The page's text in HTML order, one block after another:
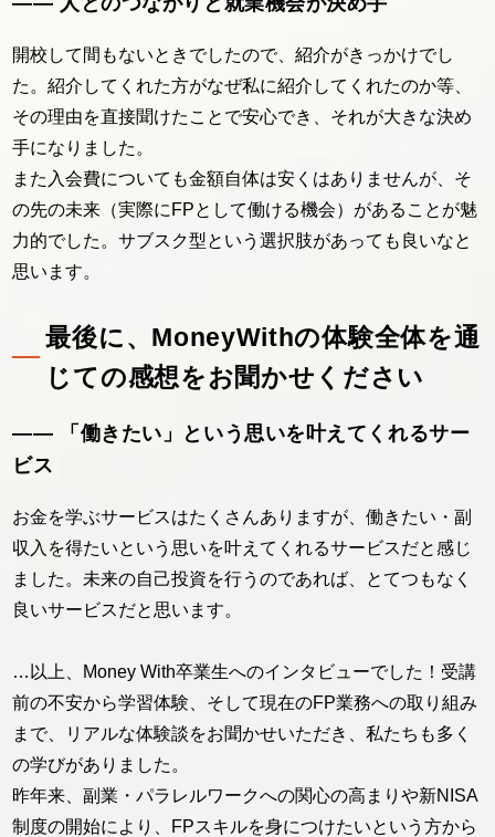
開校して間もないときでしたので、紹介がきっかけでし
た。紹介してくれた方がなぜ私に紹介してくれたのか等、
その理由を直接聞けたことで安心でき、それが大きな決め
手になりました。
また入会費についても金額自体は安くはありませんが、そ
の先の未来（実際にFPとして働ける機会）があることが魅
力的でした。サブスク型という選択肢があっても良いなと
思います。
最後に、MoneyWithの体験全体を通
じての感想をお聞かせください
―― 「働きたい」という思いを叶えてくれるサー
ビス
お金を学ぶサービスはたくさんありますが、働きたい・副
収入を得たいという思いを叶えてくれるサービスだと感じ
ました。未来の自己投資を行うのであれば、とてつもなく
良いサービスだと思います。
…以上、Money With卒業生へのインタビューでした！受講
前の不安から学習体験、そして現在のFP業務への取り組み
まで、リアルな体験談をお聞かせいただき、私たちも多く
の学びがありました。
昨年来、副業・パラレルワークへの関心の高まりや新NISA
制度の開始により、FPスキルを身につけたいという方から